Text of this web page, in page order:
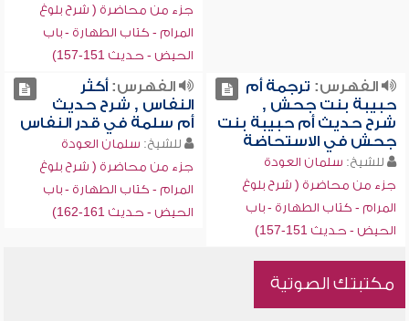
جزء من محاضرة ( شرح بلوغ
المرام - كتاب الطهارة - باب
الحيض - حديث 151-157)
الفهرس: ترجمة أم
حبيبة بنت جحش ,
شرح حديث أم حبيبة بنت
جحش في الاستحاضة
للشيخ: سلمان العودة
جزء من محاضرة ( شرح بلوغ
المرام - كتاب الطهارة - باب
الحيض - حديث 151-157)
الفهرس:أكثر
النفاس , شرح حديث
أم سلمة في قدر النفاس
للشيخ: سلمان العودة
جزء من محاضرة ( شرح بلوغ
المرام - كتاب الطهارة - باب
الحيض - حديث 161-162)
مكتبتك الصوتية